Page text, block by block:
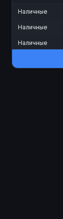
Наличные
Наличные
Наличные